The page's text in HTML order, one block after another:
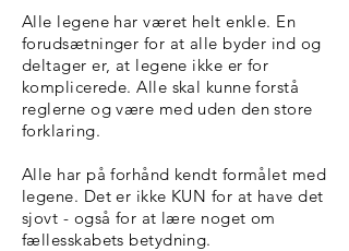
Alle legene har været helt enkle. En
forudsætninger for at alle byder ind og
deltager er, at legene ikke er for
komplicerede. Alle skal kunne forstå
reglerne og være med uden den store
forklaring.
Alle har på forhånd kendt formålet med
legene. Det er ikke KUN for at have det
sjovt - også for at lære noget om
fællesskabets betydning.